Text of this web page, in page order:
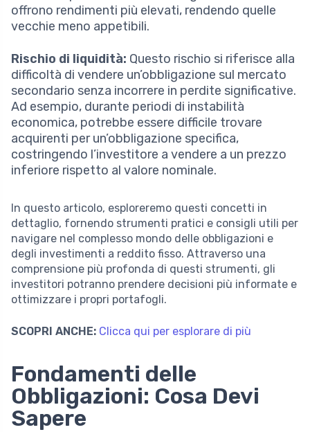
offrono rendimenti più elevati, rendendo quelle
vecchie meno appetibili.
Rischio di liquidità: Questo rischio si riferisce alla
difficoltà di vendere un’obbligazione sul mercato
secondario senza incorrere in perdite significative.
Ad esempio, durante periodi di instabilità
economica, potrebbe essere difficile trovare
acquirenti per un’obbligazione specifica,
costringendo l’investitore a vendere a un prezzo
inferiore rispetto al valore nominale.
In questo articolo, esploreremo questi concetti in
dettaglio, fornendo strumenti pratici e consigli utili per
navigare nel complesso mondo delle obbligazioni e
degli investimenti a reddito fisso. Attraverso una
comprensione più profonda di questi strumenti, gli
investitori potranno prendere decisioni più informate e
ottimizzare i propri portafogli.
SCOPRI ANCHE: Clicca qui per esplorare di più
Fondamenti delle
Obbligazioni: Cosa Devi
Sapere